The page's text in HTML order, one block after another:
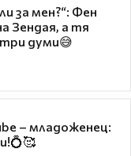
за мен?“: Фен
Зендая, а тя
думи😅
– младоженец: